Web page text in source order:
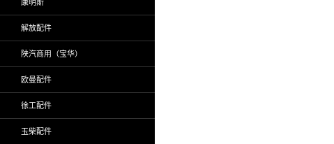
康明斯
解放配件
陕汽商用（宝华）
欧曼配件
徐工配件
玉柴配件